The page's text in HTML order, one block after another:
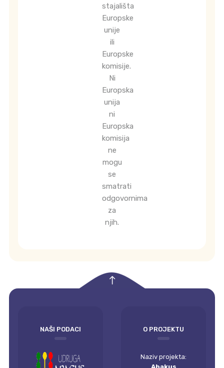
stajališta
Europske
unije
ili
Europske
komisije.
Ni
Europska
unija
ni
Europska
komisija
ne
mogu
se
smatrati
odgovornima
za
njih.
NAŠI PODACI O PROJEKTU
Naziv projekta: